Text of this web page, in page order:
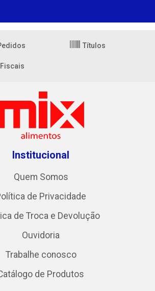
Títulos
Institucional
Quem Somos
de Privacidade
de Troca e Devolução
Ouvidoria
Trabalhe conosco
de Produtos